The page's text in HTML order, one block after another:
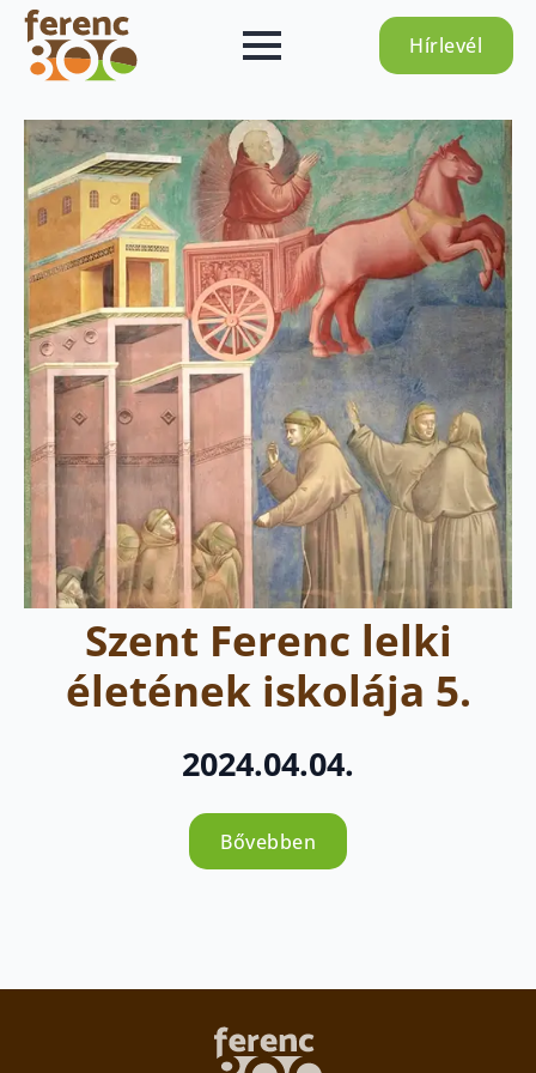
Hírlevél
Szent Ferenc lelki
életének iskolája 5.
2024.04.04.
Bővebben